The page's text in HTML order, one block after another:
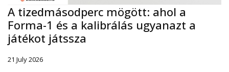
A tizedmásodperc mögött: ahol a
Forma-1 és a kalibrálás ugyanazt a
játékot játssza
21 July 2026